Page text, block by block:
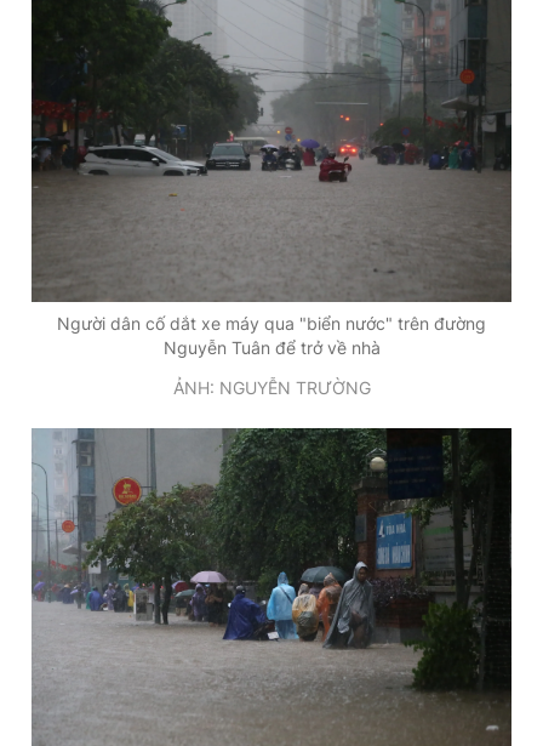
Người dân cố dắt xe máy qua "biển nước" trên đường
Nguyễn Tuân để trở về nhà
ẢNH: NGUYỄN TRƯỜNG